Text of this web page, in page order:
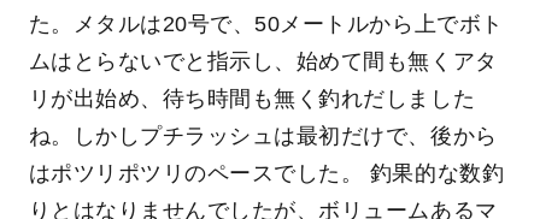
た。メタルは20号で、50メートルから上でボト
ムはとらないでと指示し、始めて間も無くアタ
リが出始め、待ち時間も無く釣れだしました
ね。しかしプチラッシュは最初だけで、後から
はポツリポツリのペースでした。 釣果的な数釣
りとはなりませんでしたが、ボリュームあるマ